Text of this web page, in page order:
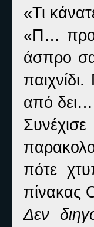
«Τι
«Π…
άσπρο
από δει…
πότε
πίνακας
Δεν